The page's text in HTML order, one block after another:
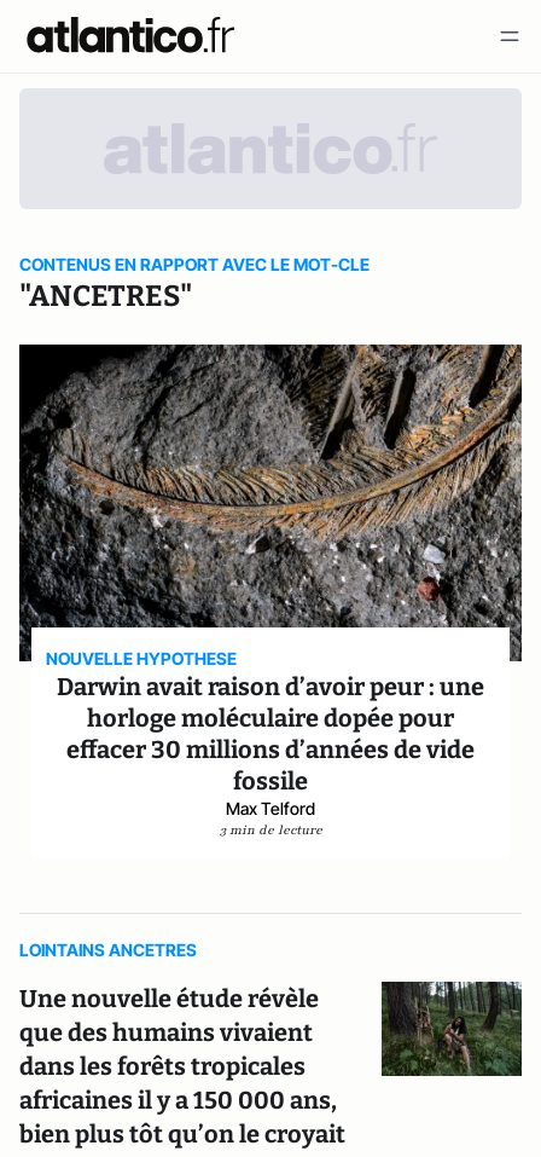
CONTENUS EN RAPPORT AVEC LE MOT-CLE
"ANCETRES"
NOUVELLE HYPOTHESE
Darwin avait raison d’avoir peur : une
horloge moléculaire dopée pour
effacer 30 millions d’années de vide
fossile
Max Telford
3 min de lecture
LOINTAINS ANCETRES
Une nouvelle étude révèle
que des humains vivaient
dans les forêts tropicales
africaines il y a 150 000 ans,
bien plus tôt qu’on le croyait